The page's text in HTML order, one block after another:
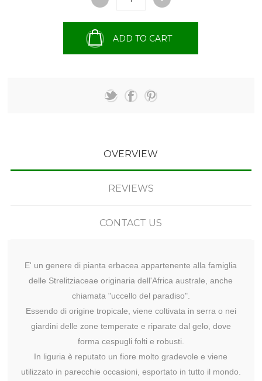
ADD TO CART
OVERVIEW
REVIEWS
CONTACT US
E' un genere di pianta erbacea appartenente alla famiglia
delle Strelitziaceae originaria dell'Africa australe, anche
chiamata "uccello del paradiso".
Essendo di origine tropicale, viene coltivata in serra o nei
giardini delle zone temperate e riparate dal gelo, dove
forma cespugli folti e robusti.
In liguria è reputato un fiore molto gradevole e viene
utilizzato in parecchie occasioni, esportato in tutto il mondo.